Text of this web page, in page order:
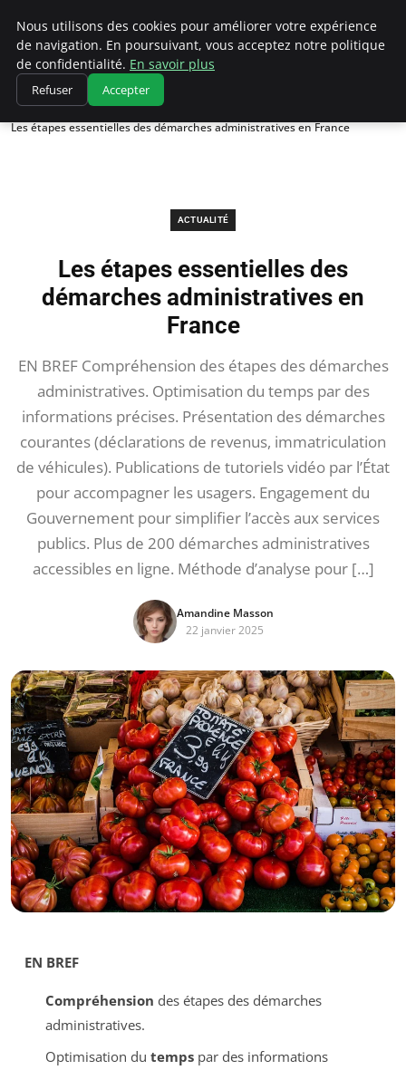
Chasseur De Tête
Accueil
Actualité
Les étapes essentielles des démarches administratives en France
ACTUALITÉ
Les étapes essentielles des
démarches administratives en
France
EN BREF Compréhension des étapes des démarches
administratives. Optimisation du temps par des
informations précises. Présentation des démarches
courantes (déclarations de revenus, immatriculation
de véhicules). Publications de tutoriels vidéo par l’État
pour accompagner les usagers. Engagement du
Gouvernement pour simplifier l’accès aux services
publics. Plus de 200 démarches administratives
accessibles en ligne. Méthode d’analyse pour […]
Amandine Masson
22 janvier 2025
EN BREF
Compréhension des étapes des démarches
administratives.
Optimisation du tempspar des informations
Nous utilisons des cookies pour améliorer votre expérience
de navigation. En poursuivant, vous acceptez notre politique
de confidentialité. En savoir plus
Refuser Accepter